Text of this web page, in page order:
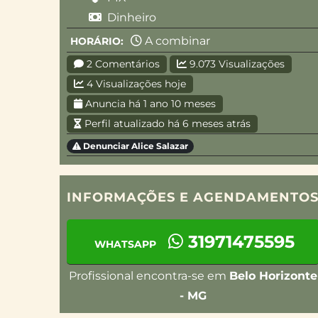
Dinheiro
HORÁRIO: A combinar
2 Comentários
9.073 Visualizações
4 Visualizações hoje
Anuncia há 1 ano 10 meses
Perfil atualizado há 6 meses atrás
Denunciar Alice Salazar
INFORMAÇÕES E
WHATSAPP 31971475595
Profissional encontra-se em Belo Horizonte
- MG